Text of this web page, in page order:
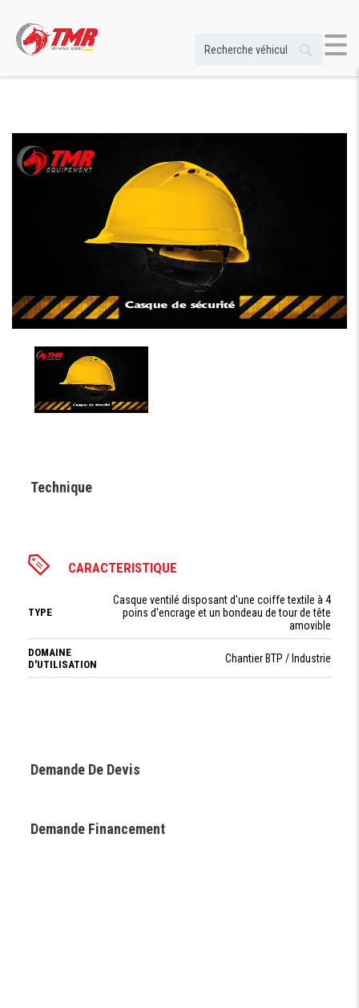
Technique
CARACTERISTIQUE
TYPE
Casque ventilé disposant d'une coiffe textile à 4
poins d'encrage et un bondeau de tour de tête
amovible
DOMAINE
D'UTILISATION
Chantier BTP / Industrie
Demande De Devis
Demande Financement